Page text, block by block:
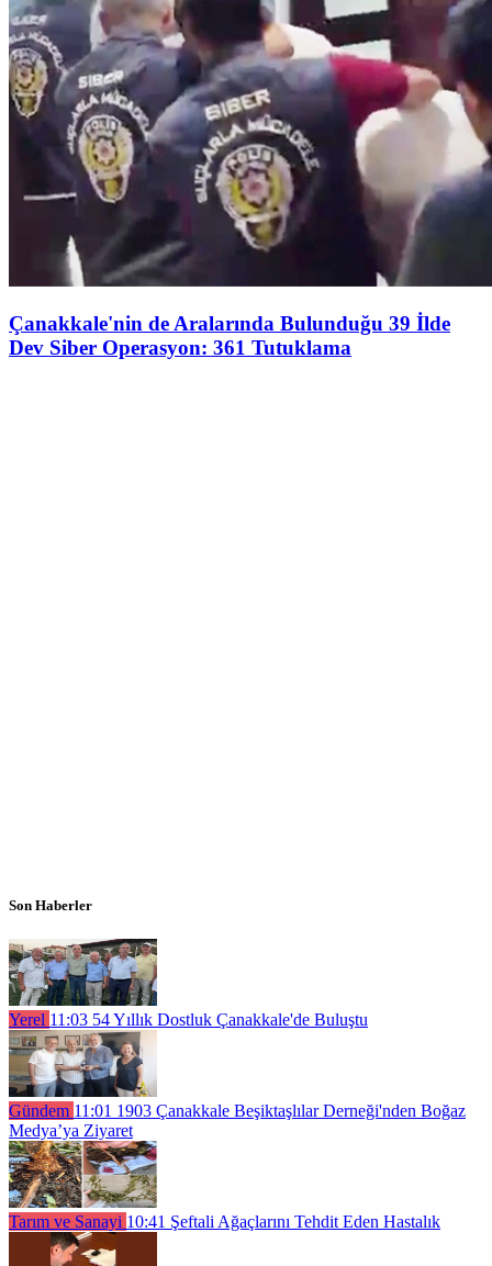
Çanakkale'nin de Aralarında Bulunduğu 39 İlde
Dev Siber Operasyon: 361 Tutuklama
Son Haberler
Yerel 11:03 54 Yıllık Dostluk Çanakkale'de Buluştu
Gündem 11:01 1903 Çanakkale Beşiktaşlılar Derneği'nden Boğaz
Medya’ya Ziyaret
Tarım ve Sanayi 10:41 Şeftali Ağaçlarını Tehdit Eden Hastalık